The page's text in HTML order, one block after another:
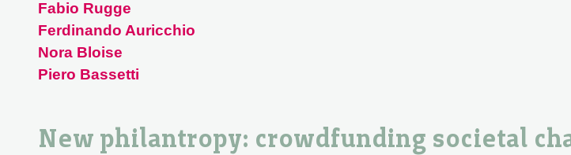
Fabio Rugge
Ferdinando Auricchio
Nora Bloise
Piero Bassetti
New philantropy: crowdfunding societal